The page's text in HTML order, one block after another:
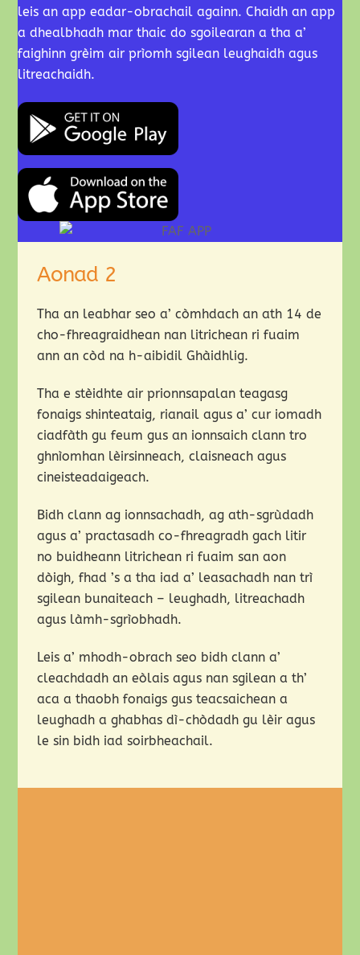
leis an app eadar-obrachail againn. Chaidh an app
a dhealbhadh mar thaic do sgoilearan a tha a’
faighinn grèim air prìomh sgilean leughaidh agus
litreachaidh.
Aonad 2
Tha an leabhar seo a’ còmhdach an ath 14 de
cho-fhreagraidhean nan litrichean ri fuaim
ann an còd na h-aibidil Ghàidhlig.
Tha e stèidhte air prionnsapalan teagasg
fonaigs shinteataig, rianail agus a’ cur iomadh
ciadfàth gu feum gus an ionnsaich clann tro
ghnìomhan lèirsinneach, claisneach agus
cineisteadaigeach.
Bidh clann ag ionnsachadh, ag ath-sgrùdadh
agus a’ practasadh co-fhreagradh gach litir
no buidheann litrichean ri fuaim san aon
dòigh, fhad ’s a tha iad a’ leasachadh nan trì
sgilean bunaiteach – leughadh, litreachadh
agus làmh-sgrìobhadh.
Leis a’ mhodh-obrach seo bidh clann a’
cleachdadh an eòlais agus nan sgilean a th’
aca a thaobh fonaigs gus teacsaichean a
leughadh a ghabhas dì-chòdadh gu lèir agus
le sin bidh iad soirbheachail.